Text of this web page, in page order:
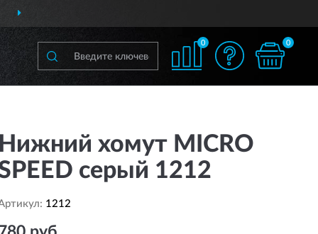
0 0
хомут MICRO
серый 1212
1212